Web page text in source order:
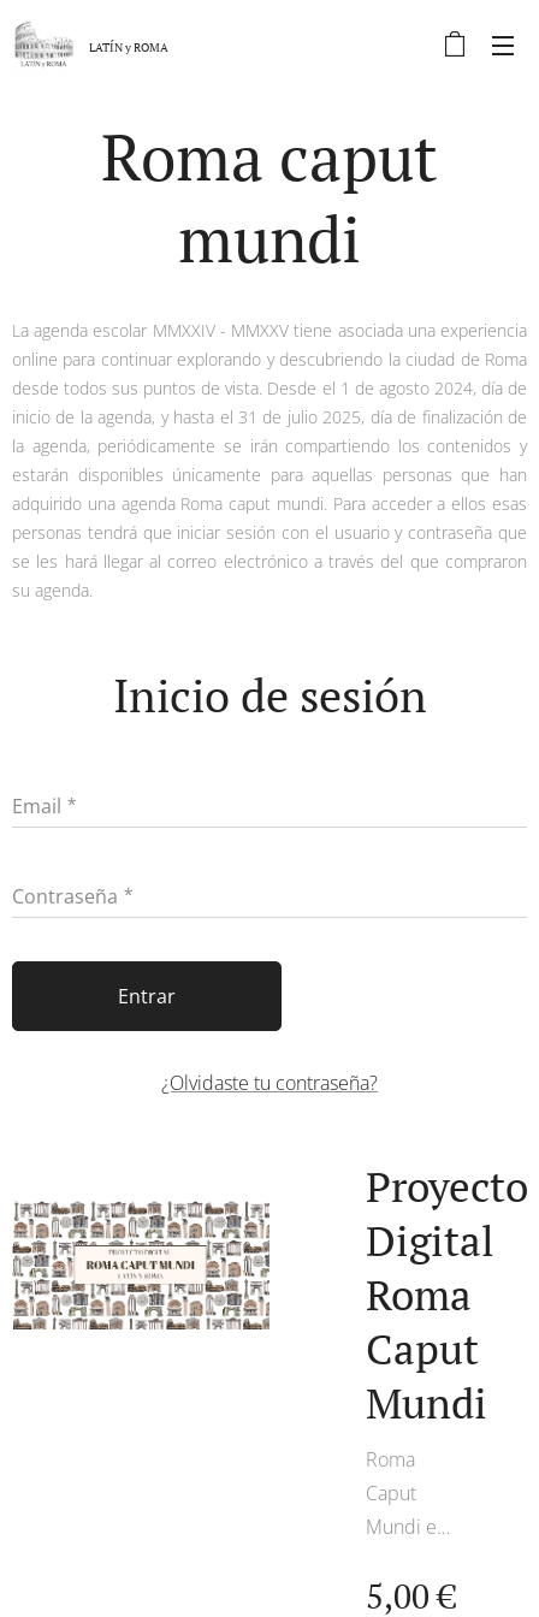
LATÍN yROMA
Roma caput
mundi
La agenda escolar MMXXIV - MMXXV tiene asociada una experiencia
online para continuar explorando y descubriendo la ciudad de Roma
desde todos sus puntos de vista. Desde el 1 de agosto 2024, día de
inicio de la agenda, y hasta el 31 de julio 2025, día de finalización de
la agenda, periódicamente se irán compartiendo los contenidos y
estarán disponibles únicamente para aquellas personas que han
adquirido una agenda Roma caput mundi. Para acceder a ellos esas
personas tendrá que iniciar sesión con el usuario y contraseña que
se les hará llegar al correo electrónico a través del que compraron
su agenda.
Inicio de sesión
Email
Contraseña
Entrar
¿Olvidaste tu contraseña?
Proyecto
Digital
Roma
Caput
Mundi
Roma
Caput
Mundi es
proyecto
5,00€